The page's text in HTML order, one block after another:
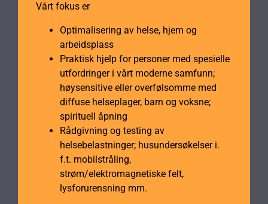
Vårt fokus er
Optimalisering av helse, hjem og
arbeidsplass
Praktisk hjelp for personer med spesielle
utfordringer i vårt moderne samfunn;
høysensitive eller overfølsomme med
diffuse helseplager, barn og voksne;
spirituell åpning
Rådgivning og testing av
helsebelastninger; husundersøkelser i.
f.t. mobilstråling,
strøm/elektromagnetiske felt,
lysforurensning mm.